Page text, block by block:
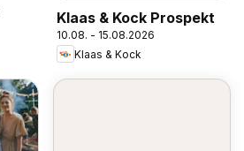
Klaas & Kock Prospekt
10.08. - 15.08.2026
Klaas & Kock